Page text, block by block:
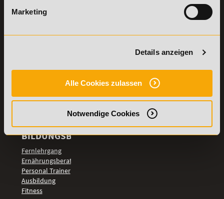
Marketing
Details anzeigen
Alle Cookies zulassen
Notwendige Cookies
und B-Lizenz
Ernährungsberater
Personal Trainer
Personal Coach
Mentaltrainer
Motivationstrainer
BILDUNGSBEREICHE
Fernlehrgang
Ernährungsberater
Personal Trainer
Ausbildung
Fitness